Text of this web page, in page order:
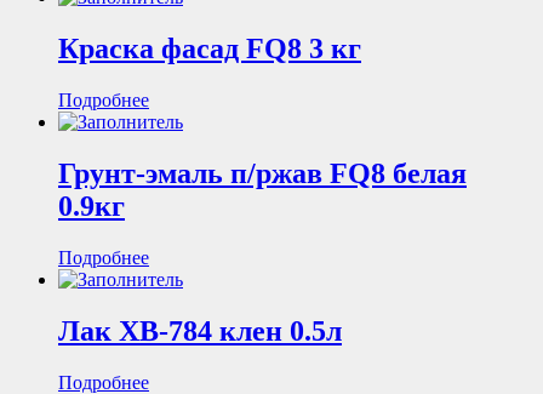
Краска фасад FQ8 3 кг
Подробнее
Грунт-эмаль п/ржав FQ8 белая
0.9кг
Подробнее
Лак ХВ-784 клен 0.5л
Подробнее